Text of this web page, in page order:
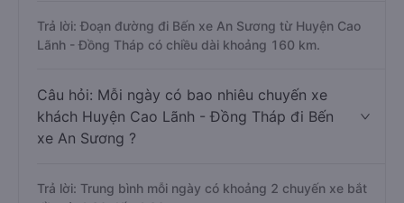
Trả lời: Đoạn đường đi Bến xe An Sương từ Huyện Cao
Lãnh - Đồng Tháp có chiều dài khoảng 160 km.
Câu hỏi: Mỗi ngày có bao nhiêu chuyến xe
khách Huyện Cao Lãnh - Đồng Tháp đi Bến
xe An Sương ?
Trả lời: Trung bình mỗi ngày có khoảng 2 chuyến xe bắt